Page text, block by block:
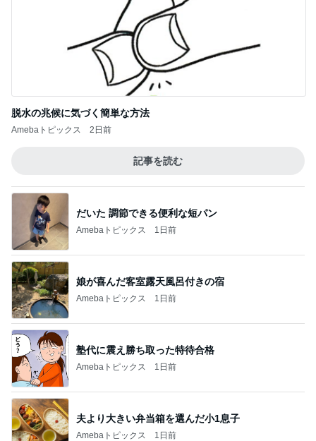
脱水の兆候に気づく簡単な方法
Amebaトピックス 2日前
記事を読む
だいた 調節できる便利な短パン
Amebaトピックス 1日前
娘が喜んだ客室露天風呂付きの宿
Amebaトピックス 1日前
塾代に震え勝ち取った特待合格
Amebaトピックス 1日前
夫より大きい弁当箱を選んだ小1息子
Amebaトピックス 1日前